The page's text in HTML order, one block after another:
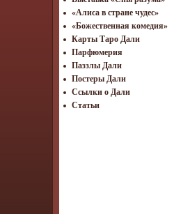
«Алиса в стране чудес»
«Божественная комедия»
Карты Таро Дали
Парфюмерия
Паззлы Дали
Постеры Дали
Ссылки о Дали
Статьи